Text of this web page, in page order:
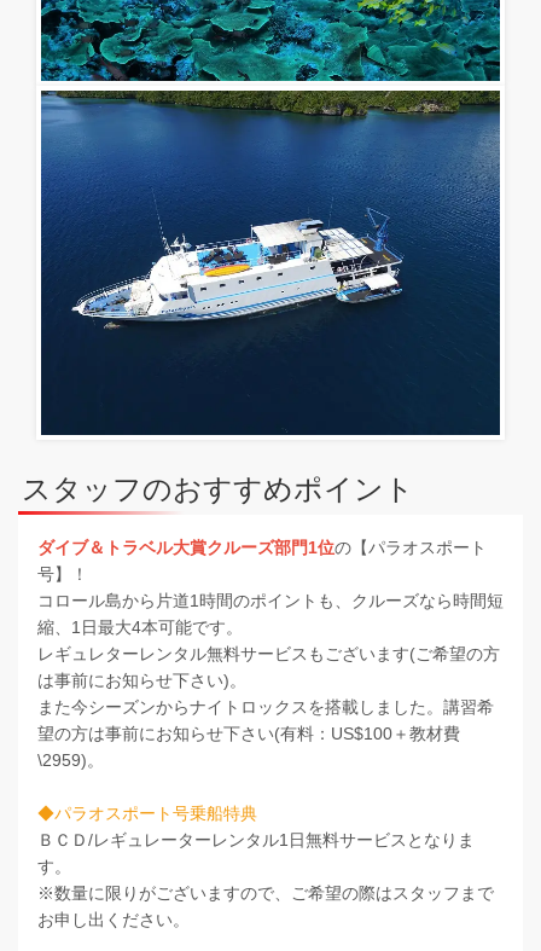
スタッフのおすすめポイント
ダイブ＆トラベル大賞クルーズ部門1位の【パラオスポート
号】！
コロール島から片道1時間のポイントも、クルーズなら時間短
縮、1日最大4本可能です。
レギュレターレンタル無料サービスもございます(ご希望の方
は事前にお知らせ下さい)。
また今シーズンからナイトロックスを搭載しました。講習希
望の方は事前にお知らせ下さい(有料：US$100＋教材費
\2959)。
◆パラオスポート号乗船特典
ＢＣＤ/レギュレーターレンタル1日無料サービスとなりま
す。
※数量に限りがございますので、ご希望の際はスタッフまで
お申し出ください。